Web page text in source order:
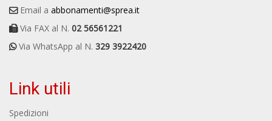
Email a abbonamenti@sprea.it
Via FAX al N. 02 56561221
Via WhatsApp al N. 329 3922420
Link utili
Spedizioni